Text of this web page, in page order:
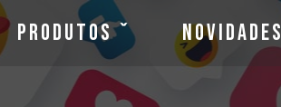
Produtos Novidades